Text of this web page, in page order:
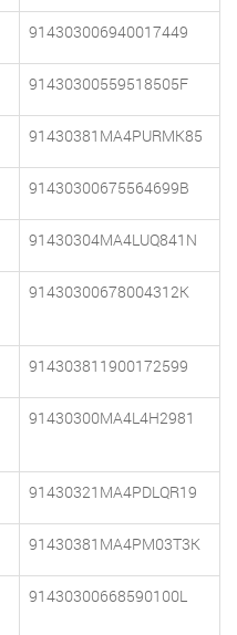
914303006940017449
91430300559518505F
91430381MA4PURMK85
91430300675564699B
91430304MA4LUQ841N
91430300678004312K
914303811900172599
91430300MA4L4H2981
91430321MA4PDLQR19
91430381MA4PM03T3K
91430300668590100L